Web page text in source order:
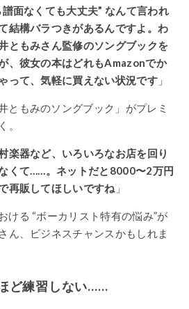
面なくても大丈夫” なんて言われ
結構バラつきがあるんですよ。わ
ともみさん監修のソングブックを
、彼女の本はどれもAmazonでか
って、気軽に買えない状況です 」
ともみのソングブック」がプレミ
。
楽器など、いろいろなお店を回り
くて……。ネットだと8000〜2万円
再販してほしいですね 」
ける “ボーカリスト特有の悩み”が
ん、ビジネスチャンスかもしれま
ど練習しない……